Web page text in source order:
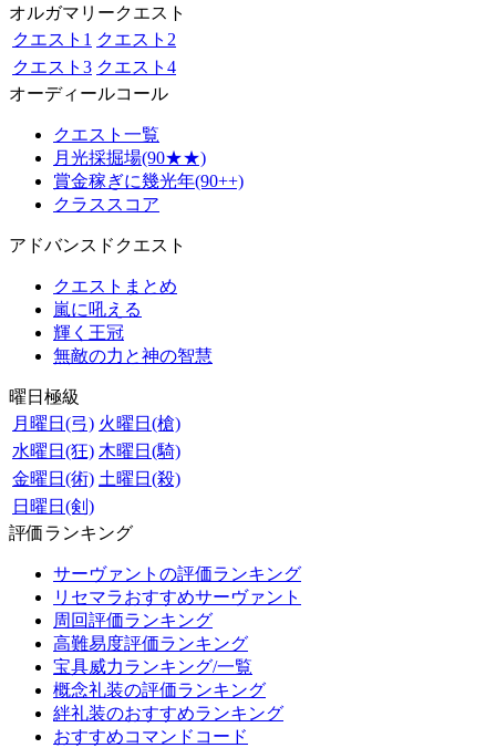
オルガマリークエスト
クエスト1 クエスト2
クエスト3 クエスト4
オーディールコール
クエスト一覧
月光採掘場(90★★)
賞金稼ぎに幾光年(90++)
クラススコア
アドバンスドクエスト
クエストまとめ
嵐に吼える
輝く王冠
無敵の力と神の智慧
曜日極級
月曜日(弓) 火曜日(槍)
水曜日(狂) 木曜日(騎)
金曜日(術) 土曜日(殺)
日曜日(剣)
評価ランキング
サーヴァントの評価ランキング
リセマラおすすめサーヴァント
周回評価ランキング
高難易度評価ランキング
宝具威力ランキング/一覧
概念礼装の評価ランキング
絆礼装のおすすめランキング
おすすめコマンドコード